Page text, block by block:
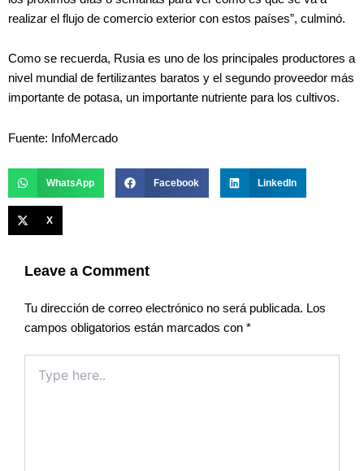
realizar el flujo de comercio exterior con estos países”, culminó.
Como se recuerda, Rusia es uno de los principales productores a
nivel mundial de fertilizantes baratos y el segundo proveedor más
importante de potasa, un importante nutriente para los cultivos.
Fuente: InfoMercado
WhatsApp Facebook LinkedIn
X
Leave a Comment
Tu dirección de correo electrónico no será publicada. Los
campos obligatorios están marcados con *
here..